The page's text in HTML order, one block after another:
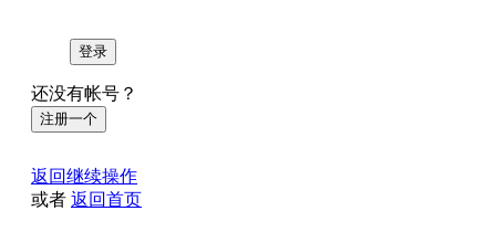
登录
还没有帐号？
注册一个
返回继续操作
或者 返回首页